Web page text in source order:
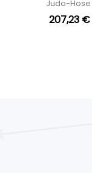
Judo-Hose
207,23 €